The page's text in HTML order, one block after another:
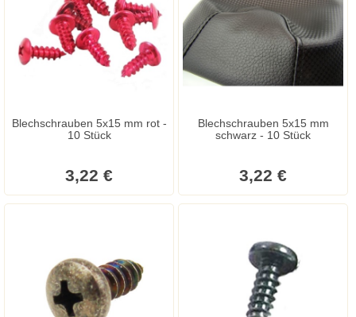
Blechschrauben 5x15 mm rot -
10 Stück
3,22 €
Blechschrauben 5x15 mm
schwarz - 10 Stück
3,22 €